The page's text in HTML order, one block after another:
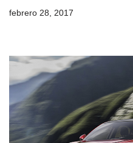
febrero 28, 2017